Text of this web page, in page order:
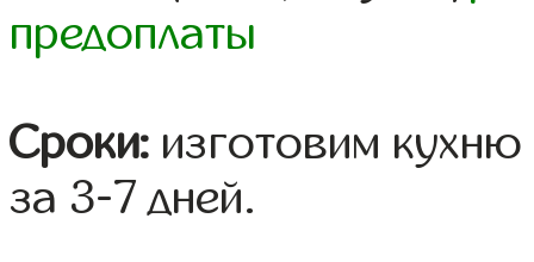
предоплаты
Сроки: изготовим
за 3-7 дней.